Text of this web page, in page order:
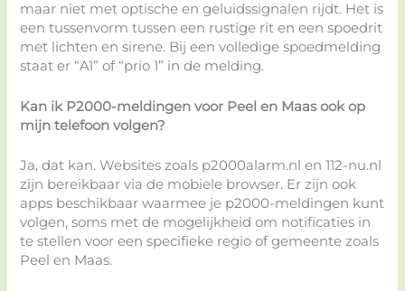
maar niet met optische en geluidssignalen rijdt. Het is
een tussenvorm tussen een rustige rit en een spoedrit
met lichten en sirene. Bij een volledige spoedmelding
staat er “A1” of “prio 1” in de melding.
Kan ik P2000-meldingen voor Peel en Maas ook op
mijn telefoon volgen?
Ja, dat kan. Websites zoals p2000alarm.nl en 112-nu.nl
zijn bereikbaar via de mobiele browser. Er zijn ook
apps beschikbaar waarmee je p2000-meldingen kunt
volgen, soms met de mogelijkheid om notificaties in
te stellen voor een specifieke regio of gemeente zoals
Peel en Maas.